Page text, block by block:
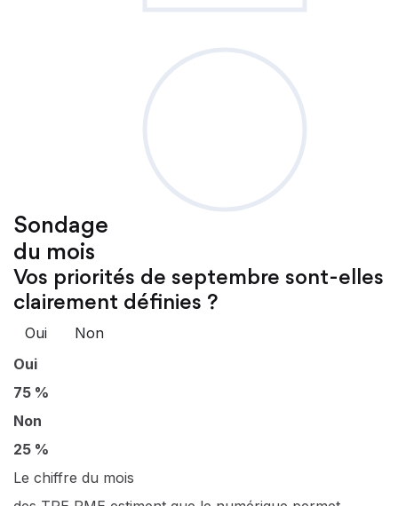
Sondage
du mois
Vos priorités de septembre sont-elles
clairement définies ?
Oui
Non
Oui
75 %
Non
25 %
Le chiffre du mois